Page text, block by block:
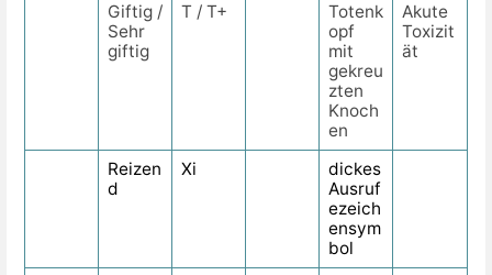
Giftig /
Sehr
giftig
T / T+
Totenk
opf
mit
gekreu
zten
Knoch
en
Akute
Toxizit
ät
Reizen
d
Xi
dickes
Ausruf
ezeich
ensym
bol